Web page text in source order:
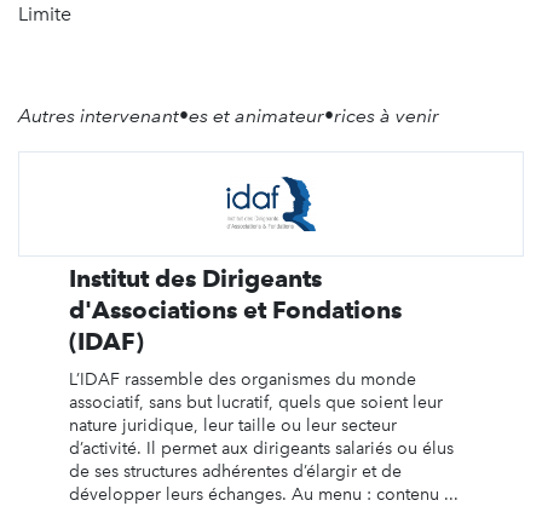
Limite
Autres intervenant•es et animateur•rices à venir
Institut des Dirigeants
d'Associations et Fondations
(IDAF)
L’IDAF rassemble des organismes du monde
associatif, sans but lucratif, quels que soient leur
nature juridique, leur taille ou leur secteur
d’activité. Il permet aux dirigeants salariés ou élus
de ses structures adhérentes d’élargir et de
développer leurs échanges. Au menu : contenu ...